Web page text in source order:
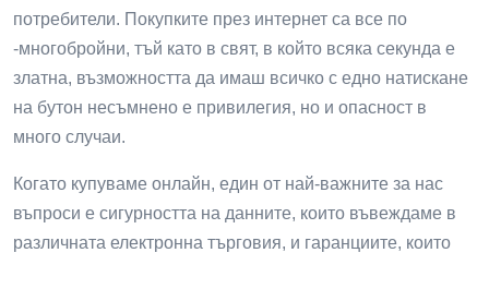
потребители. Покупките през интернет са все по
-многобройни, тъй като в свят, в който всяка секунда е
златна, възможността да имаш всичко с едно натискане
на бутон несъмнено е привилегия, но и опасност в
много случаи.
Когато купуваме онлайн, един от най-важните за нас
въпроси е сигурността на данните, които въвеждаме в
различната електронна търговия, и гаранциите, които